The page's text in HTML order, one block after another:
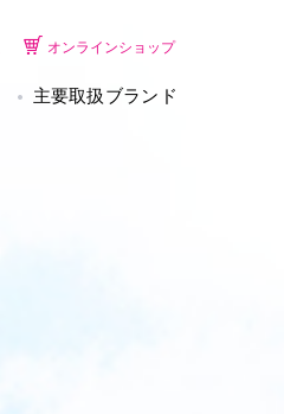
オンラインショップ
主要取扱ブランド